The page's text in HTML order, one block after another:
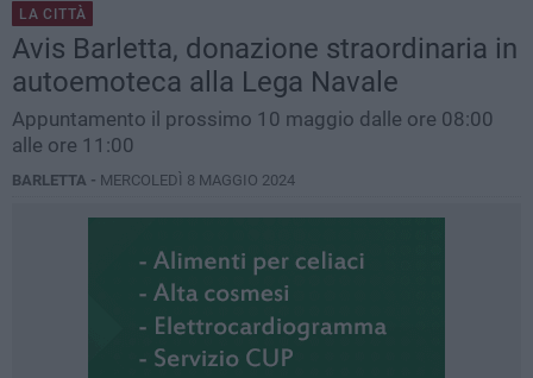
LA CITTÀ
Avis Barletta, donazione straordinaria in
autoemoteca alla Lega Navale
Appuntamento il prossimo 10 maggio dalle ore 08:00
alle ore 11:00
BARLETTA - MERCOLEDÌ 8 MAGGIO 2024